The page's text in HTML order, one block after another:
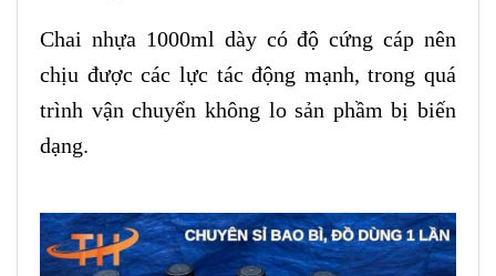
Chai nhựa 1000ml dày có độ cứng cáp nên
chịu được các lực tác động mạnh, trong quá
trình vận chuyển không lo sản phầm bị biến
dạng.